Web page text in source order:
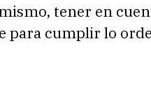
tener en
para cumplir lo